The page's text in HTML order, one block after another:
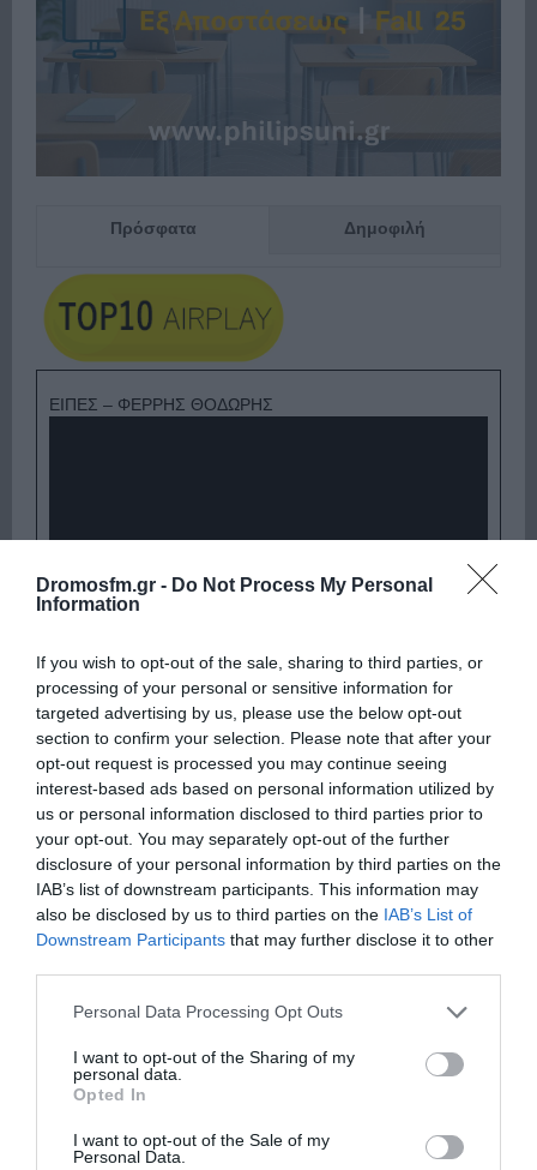
Dromosfm.gr - Do Not Process My Personal
Information
If you wish to opt-out of the sale, sharing to third parties, or
processing of your personal or sensitive information for
targeted advertising by us, please use the below opt-out
section to confirm your selection. Please note that after your
opt-out request is processed you may continue seeing
interest-based ads based on personal information utilized by
us or personal information disclosed to third parties prior to
your opt-out. You may separately opt-out of the further
disclosure of your personal information by third parties on the
IAB’s list of downstream participants. This information may
also be disclosed by us to third parties on the IAB’s List of
Downstream Participants that may further disclose it to other
Please note that this website/app uses one or more Google
not limited to your visit or usage behaviour. You may click to
grant or deny consent to Google and its third-party tags to
use your data for below specified purposes in below Google
consent section.
Personal Data Processing Opt Outs
I want to opt-out of the Sharing of my
personal data.
Opted In
I want to opt-out of the Sale of my
Personal Data.
Πρόσφατα Δημοφιλή
ΕΙΠΕΣ – ΦΕΡΡΗΣ ΘΟΔΩΡΗΣ
Παρακαλώ Περιμένετε...
ΛΟΓΑΡΙΑΣΜΟΣ - ΛΙΟΛΙΟΥ ΚΑΤΕΡΙΝΑ